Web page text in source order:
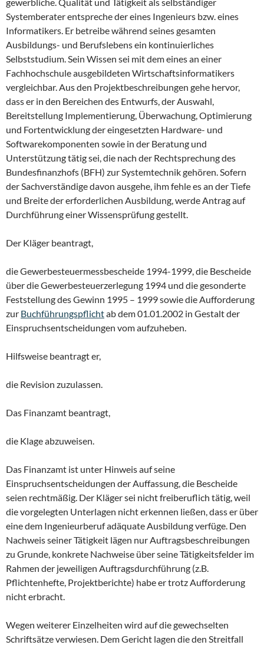
Systemberater entspreche der eines Ingenieurs bzw. eines
Informatikers. Er betreibe während seines gesamten
Ausbildungs- und Berufslebens ein kontinuierliches
Selbststudium. Sein Wissen sei mit dem eines an einer
Fachhochschule ausgebildeten Wirtschaftsinformatikers
vergleichbar. Aus den Projektbeschreibungen gehe hervor,
dass er in den Bereichen des Entwurfs, der Auswahl,
Bereitstellung Implementierung, Überwachung, Optimierung
und Fortentwicklung der eingesetzten Hardware- und
Softwarekomponenten sowie in der Beratung und
Unterstützung tätig sei, die nach der Rechtsprechung des
Bundesfinanzhofs (BFH) zur Systemtechnik gehören. Sofern
der Sachverständige davon ausgehe, ihm fehle es an der Tiefe
und Breite der erforderlichen Ausbildung, werde Antrag auf
Durchführung einer Wissensprüfung gestellt.
Der Kläger beantragt,
die Gewerbesteuermessbescheide 1994-1999, die Bescheide
über die Gewerbesteuerzerlegung 1994 und die gesonderte
Feststellung des Gewinn 1995 – 1999 sowie die Aufforderung
zur Buchführungspflichtab dem 01.01.2002 in Gestalt der
Einspruchsentscheidungen vom aufzuheben.
Hilfsweise beantragt er,
die Revision zuzulassen.
Das Finanzamt beantragt,
die Klage abzuweisen.
Das Finanzamt ist unter Hinweis auf seine
Einspruchsentscheidungen der Auffassung, die Bescheide
seien rechtmäßig. Der Kläger sei nicht freiberuflich tätig, weil
die vorgelegten Unterlagen nicht erkennen ließen, dass er über
eine dem Ingenieurberuf adäquate Ausbildung verfüge. Den
Nachweis seiner Tätigkeit lägen nur Auftragsbeschreibungen
zu Grunde, konkrete Nachweise über seine Tätigkeitsfelder im
Rahmen der jeweiligen Auftragsdurchführung (z.B.
Pflichtenhefte, Projektberichte) habe er trotz Aufforderung
nicht erbracht.
Wegen weiterer Einzelheiten wird auf die gewechselten
Schriftsätze verwiesen. Dem Gericht lagen die den Streitfall